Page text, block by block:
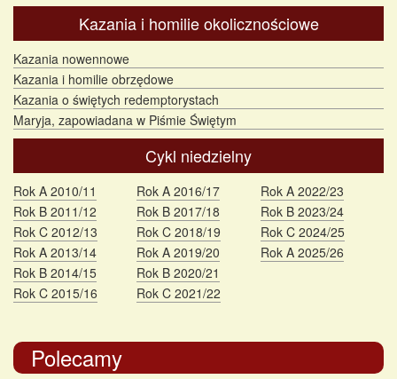
Kazania i homilie okolicznościowe
Kazania nowennowe
Kazania i homilie obrzędowe
Kazania o świętych redemptorystach
Maryja, zapowiadana w Piśmie Świętym
Cykl niedzielny
Rok A 2010/11
Rok B 2011/12
Rok C 2012/13
Rok A 2013/14
Rok B 2014/15
Rok C 2015/16
Rok A 2016/17
Rok B 2017/18
Rok C 2018/19
Rok A 2019/20
Rok B 2020/21
Rok C 2021/22
Rok A 2022/23
Rok B 2023/24
Rok C 2024/25
Rok A 2025/26
Polecamy